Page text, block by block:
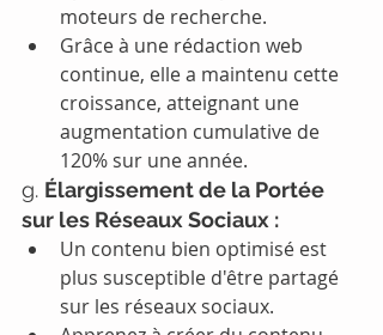
moteurs de recherche.
Grâce à une rédaction web
continue, elle a maintenu cette
croissance, atteignant une
augmentation cumulative de
120% sur une année.
g. Élargissement de la Portée
sur les Réseaux Sociaux :
Un contenu bien optimisé est
plus susceptible d'être partagé
sur les réseaux sociaux.